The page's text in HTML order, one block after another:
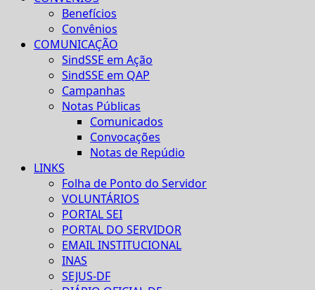
Benefícios
Convênios
COMUNICAÇÃO
SindSSE em Ação
SindSSE em QAP
Campanhas
Notas Públicas
Comunicados
Convocações
Notas de Repúdio
LINKS
Folha de Ponto do Servidor
VOLUNTÁRIOS
PORTAL SEI
PORTAL DO SERVIDOR
EMAIL INSTITUCIONAL
INAS
SEJUS-DF